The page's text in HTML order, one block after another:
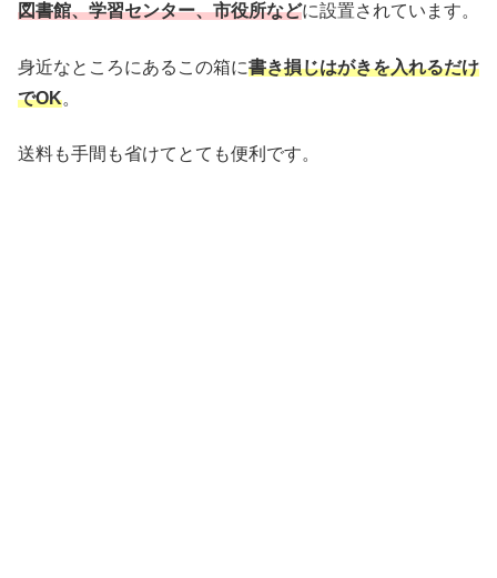
図書館、学習センター、市役所などに設置されています。
身近なところにあるこの箱に書き損じはがきを入れるだけ
でOK。
送料も手間も省けてとても便利です。